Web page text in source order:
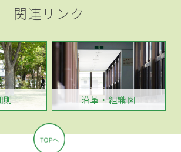
関連リンク
則 沿革・組織図